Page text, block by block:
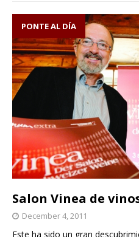
PONTE AL DÍA
Salon Vinea de
December 4, 2011
Este ha sido un gran